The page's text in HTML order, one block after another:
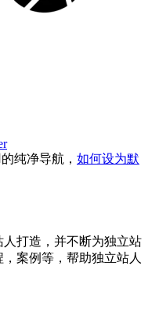
纯净导航， 如何设为默
打造，并不断为独立站
案例等，帮助独立站人